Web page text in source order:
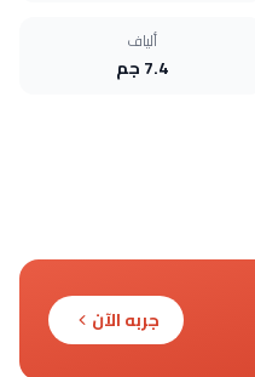
ألياف
7.4 جم
جربه الآن